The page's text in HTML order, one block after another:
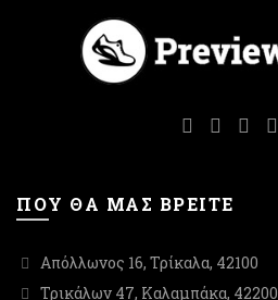
ΠΟΥ ΘΑ ΜΑΣ ΒΡΕΙΤΕ
Απόλλωνος 16, Τρίκαλα, 42100
Τρικάλων 47, Καλαμπάκα, 42200